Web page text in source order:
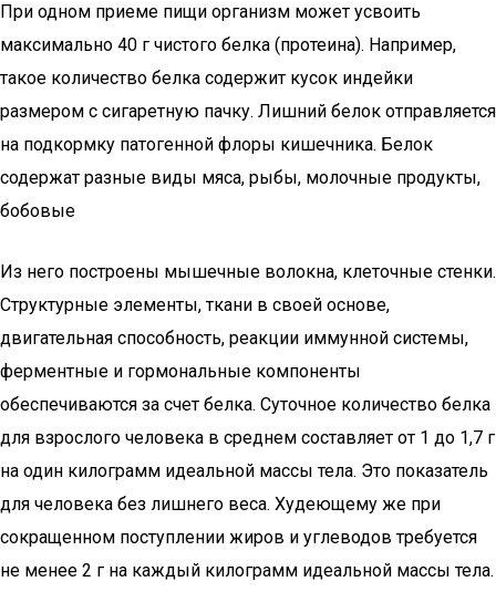
При одном приеме пищи организм может усвоить
максимально 40 г чистого белка (протеина). Например,
такое количество белка содержит кусок индейки
размером с сигаретную пачку. Лишний белок отправляется
на подкормку патогенной флоры кишечника. Белок
содержат разные виды мяса, рыбы, молочные продукты,
бобовые
Из него построены мышечные волокна, клеточные стенки.
Структурные элементы, ткани в своей основе,
двигательная способность, реакции иммунной системы,
ферментные и гормональные компоненты
обеспечиваются за счет белка. Суточное количество белка
для взрослого человека в среднем составляет от 1 до 1,7 г
на один килограмм идеальной массы тела. Это показатель
для человека без лишнего веса. Худеющему же при
сокращенном поступлении жиров и углеводов требуется
не менее 2 г на каждый килограмм идеальной массы тела.